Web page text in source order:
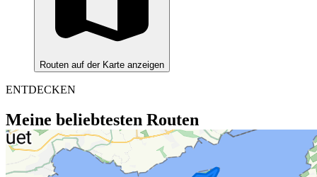
Routen auf der Karte anzeigen
ENTDECKEN
Meine beliebtesten Routen